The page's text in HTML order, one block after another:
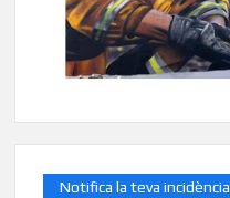
Notifica la teva incidència